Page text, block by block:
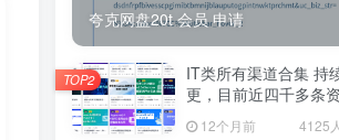
夸克网盘20t 会员 申请
IT类所有渠道合集 持
更，目前近四千多条
12个月前 4125
TOP2